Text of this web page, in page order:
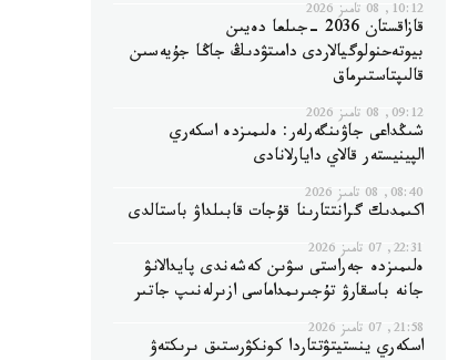
10:12, 08 تامىز 2026
قازاقستان 2036 -جىلعا دەيىن
بيوتەحنولوگيالاردى دامىتۋدىڭ جاڭا جۇيەسىن
قالىپتاستىرماق
09:12, 08 تامىز 2026
شىڭداعى جاۋىنگەرلەر: ەلىمىزدە اسكەري
الپينيستەر قالاي دايارلانادى
08:40, 08 تامىز 2026
اكىمدىك گرانتتارىنا قۇجات قابىلداۋ باستالدى
22:31, 07 تامىز 2026
ەلىمىزدە جەراستى سۋىن كەشەندى پايدالانۋ
جانە باسقارۋ تۇجىرىمداماسى ازىرلەنىپ جاتىر
21:58, 07 تامىز 2026
اسكەري ينستيتۋتتاردا كونكۋرستىق ىرىكتەۋ